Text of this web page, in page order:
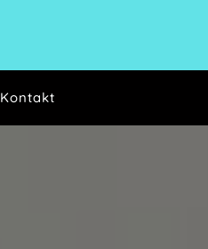
Kontakt